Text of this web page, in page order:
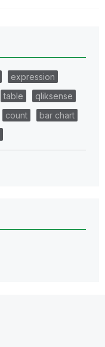
expression
table
qliksense
count
bar chart